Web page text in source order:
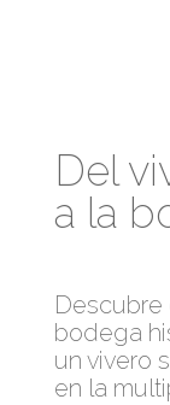
Del
a la
Descubre
bodega
un vivero
en la